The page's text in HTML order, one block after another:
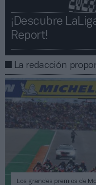
¡Descubre
Report!​​
La redacción
Los grandes premios de